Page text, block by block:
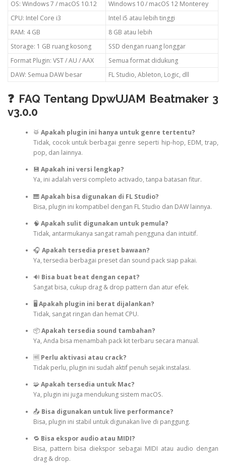
OS: Windows 7 / macOS 10.12
Windows 10 / macOS 12 Monterey
CPU: Intel Core i3
Intel i5 atau lebih tinggi
RAM: 4 GB
8 GB atau lebih
Storage: 1 GB ruang kosong
SSD dengan ruang longgar
Format Plugin: VST / AU / AAX
Semua format didukung
DAW: Semua DAW besar
FL Studio, Ableton, Logic, dll
❓ FAQ Tentang DpwUJAM Beatmaker 3
v3.0.0
🥁 Apakah plugin ini hanya untuk genre tertentu?
Tidak, cocok untuk berbagai genre seperti hip-hop, EDM, trap,
pop, dan lainnya.
💾 Apakah ini versi lengkap?
Ya, ini adalah versi completo activado, tanpa batasan fitur.
🎹Apakah bisa digunakan di FL Studio?
Bisa, plugin ini kompatibel dengan FL Studio dan DAW lainnya.
🧠 Apakah sulit digunakan untuk pemula?
Tidak, antarmukanya sangat ramah pengguna dan intuitif.
🎧 Apakah tersedia preset bawaan?
Ya, tersedia berbagai preset dan sound pack siap pakai.
🔊 Bisa buat beat dengan cepat?
Sangat bisa, cukup drag & drop pattern dan atur efek.
🖥️Apakah plugin ini berat dijalankan?
Tidak, sangat ringan dan hemat CPU.
📦Apakah tersedia sound tambahan?
Ya, Anda bisa menambah pack kit terbaru secara manual.
🆓 Perlu aktivasi atau crack?
Tidak perlu, plugin ini sudah aktif penuh sejak instalasi.
🧩Apakah tersedia untuk Mac?
Ya, plugin ini juga mendukung sistem macOS.
📤 Bisa digunakan untuk live performance?
Bisa, plugin ini stabil untuk digunakan live di panggung.
🔁 Bisa ekspor audio atau MIDI?
Bisa, pattern bisa diekspor sebagai MIDI atau audio dengan
drag & drop.